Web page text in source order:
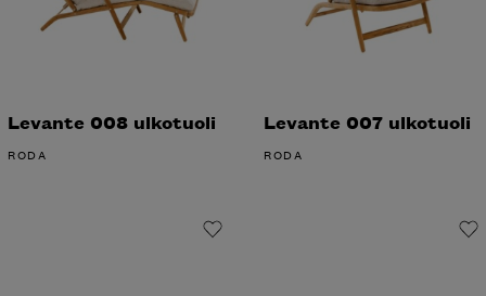
Levante 008 ulkotuoli
RODA
Levante 007 ulkotuoli
RODA